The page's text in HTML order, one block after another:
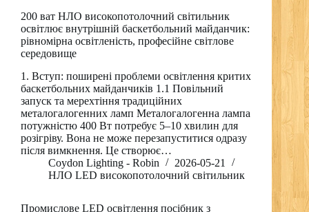
200 ват НЛО високопотолочний світильник
освітлює внутрішній баскетбольний майданчик:
рівномірна освітленість, професійне світлове
середовище
1. Вступ: поширені проблеми освітлення критих
баскетбольних майданчиків 1.1 Повільний
запуск та мерехтіння традиційних
металогалогенних ламп Металогалогенна лампа
потужністю 400 Вт потребує 5–10 хвилин для
розігріву. Вона не може перезапуститися одразу
після вимкнення. Це створює…
Coydon Lighting - Robin
2026-05-21
НЛО LED високопотолочний світильник
Промислове LED освітлення посібник з